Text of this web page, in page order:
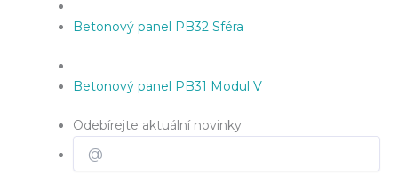
Betonový panel PB32 Sféra
Betonový panel PB31 Modul V
Odebírejte aktuální novinky